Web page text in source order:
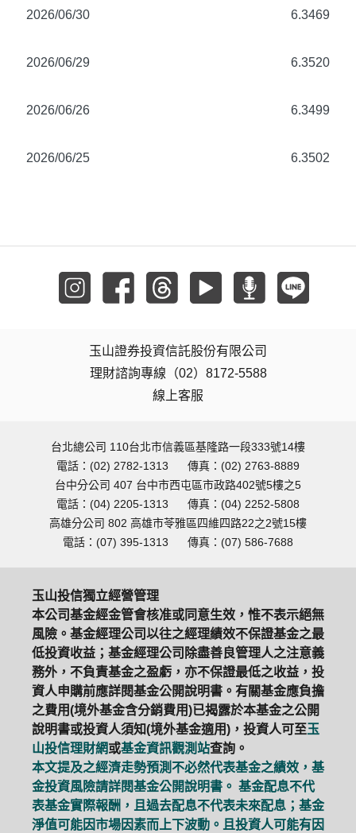
2026/06/30 6.3469
2026/06/29 6.3520
2026/06/26 6.3499
2026/06/25 6.3502
玉山證券投資信託股份有限公司
理財諮詢專線（02）8172-5588
線上客服
台北總公司 110台北市信義區基隆路一段333號14樓
電話：(02) 2782-1313
傳真：(02) 2763-8889
台中分公司 407 台中市西屯區市政路402號5樓之5
電話：(04) 2205-1313
傳真：(04) 2252-5808
高雄分公司 802 高雄市苓雅區四維四路22之2號15樓
電話：(07) 395-1313
傳真：(07) 586-7688
玉山投信獨立經營管理
本公司基金經金管會核准或同意生效，惟不表示絕無
風險。基金經理公司以往之經理績效不保證基金之最
低投資收益；基金經理公司除盡善良管理人之注意義
務外，不負責基金之盈虧，亦不保證最低之收益，投
資人申購前應詳閱基金公開說明書。有關基金應負擔
之費用(境外基金含分銷費用)已揭露於本基金之公開
說明書或投資人須知(境外基金適用)，投資人可至玉
山投信理財網或基金資訊觀測站查詢。
本文提及之經濟走勢預測不必然代表基金之績效，基
金投資風險請詳閱基金公開說明書。 基金配息不代
表基金實際報酬，且過去配息不代表未來配息；基金
淨值可能因市場因素而上下波動。且投資人可能有因